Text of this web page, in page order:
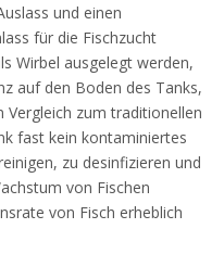
und einen
für die Fischzucht
Wirbel ausgelegt werden,
auf den Boden des Tanks,
zum traditionellen
fast kein kontaminiertes
zu desinfizieren und
von Fischen
von Fisch erheblich